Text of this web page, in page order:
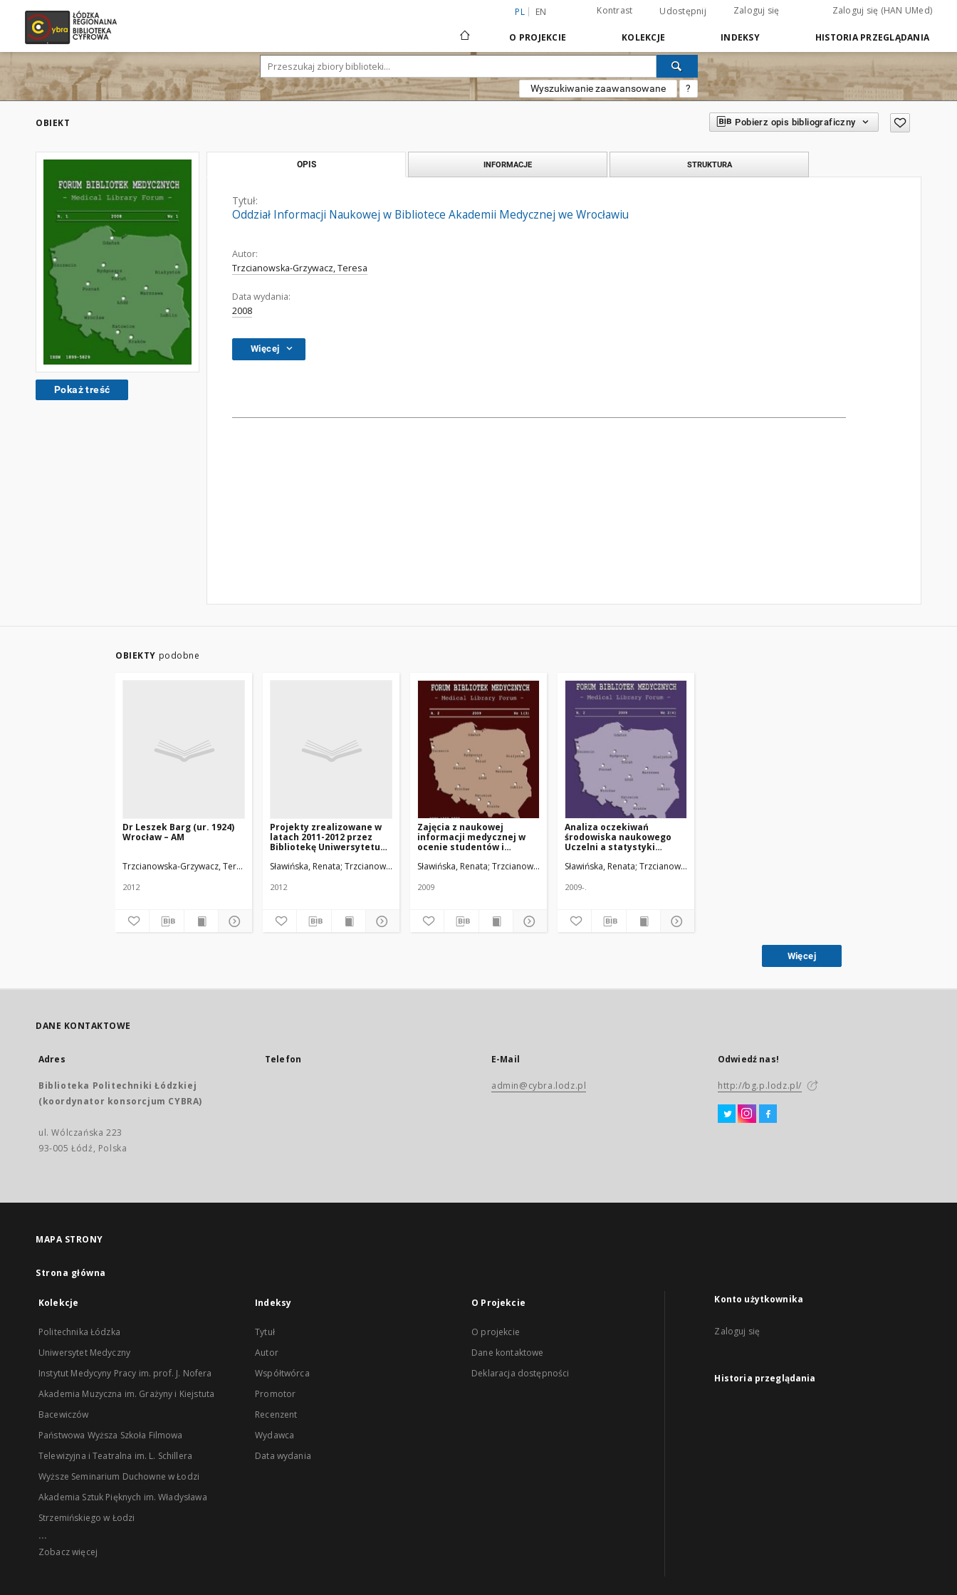
PL EN Kontrast Udostępnij Zaloguj się Zaloguj się (HAN UMed)
O PROJEKCIE KOLEKCJE INDEKSY HISTORIA PRZEGLĄDANIA
Wyszukiwanie zaawansowane ?
OBIEKT Pobierz opis bibliograficzny
Pokaż treść
OPIS INFORMACJE STRUKTURA
Tytuł:
Oddział Informacji Naukowej w Bibliotece Akademii Medycznej we Wrocławiu
Autor:
Trzcianowska-Grzywacz, Teresa
Data wydania:
2008
Więcej
OBIEKTY podobne
Dr Leszek Barg (ur. 1924)
Wrocław – AM
Trzcianowska-Grzywacz, Teresa Uniwersytet Medyczny w Łodzi
2012
Projekty zrealizowane w
latach 2011-2012 przez
Bibliotekę Uniwersytetu
w ramach działalności
Sławińska, Renata; Trzcianowska-Grzywacz, Teresa Uniwersytet Medyczny w Łodzi
2012
Zajęcia z naukowej
informacji medycznej w
ocenie studentów i
doświadczeń Biblioteki
Medycznej we Wrocławiu
Sławińska, Renata; Trzcianowska-Grzywacz, Teresa Uniwersytet Medyczny w Łodzi
2009
Analiza oczekiwań
środowiska naukowego
Uczelni a statystyki
informacji
Sławińska, Renata; Trzcianowska-Grzywacz, Teresa
2009-.
Więcej
DANE KONTAKTOWE
Adres
Biblioteka Politechniki Łódzkiej
(koordynator konsorcjum CYBRA)
ul. Wólczańska 223
93-005 Łódź, Polska
Telefon E-Mail
admin@cybra.lodz.pl
Odwiedź nas!
http://bg.p.lodz.pl/
MAPA STRONY
Strona główna
Kolekcje
Politechnika Łódzka
Uniwersytet Medyczny
Instytut Medycyny Pracy im. prof. J. Nofera
Akademia Muzyczna im. Grażyny i Kiejstuta
Bacewiczów
Państwowa Wyższa Szkoła Filmowa
Telewizyjna i Teatralna im. L. Schillera
Wyższe Seminarium Duchowne w Łodzi
Akademia Sztuk Pięknych im. Władysława
Strzemińskiego w Łodzi
...
Zobacz więcej
Indeksy
Tytuł
Autor
Współtwórca
Promotor
Recenzent
Wydawca
Data wydania
O Projekcie
O projekcie
Dane kontaktowe
Deklaracja dostępności
Konto użytkownika
Zaloguj się
Historia przeglądania